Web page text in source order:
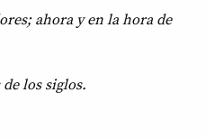
ahora y en la hora de
los siglos.